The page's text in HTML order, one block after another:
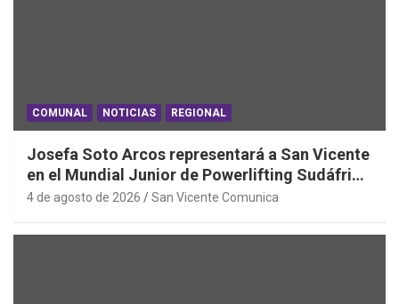
COMUNAL NOTICIAS REGIONAL
Josefa Soto Arcos representará a San Vicente
en el Mundial Junior de Powerlifting Sudáfrica
2026
4 de agosto de 2026 San Vicente Comunica